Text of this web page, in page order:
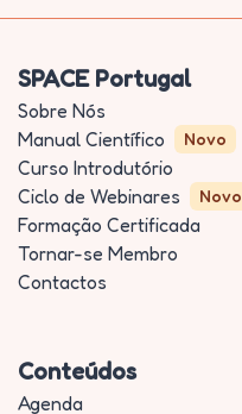
SPACE Portugal
Sobre Nós
Manual Científico
Novo
Curso Introdutório
Ciclo de Webinares
Novo
Formação Certificada
Tornar-se Membro
Contactos
Conteúdos
Agenda